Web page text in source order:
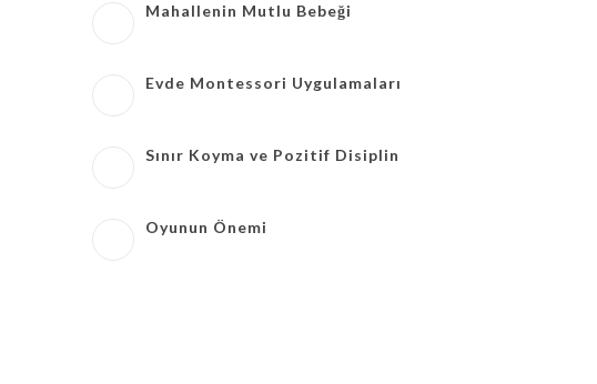
Mahallenin Mutlu Bebeği
Evde Montessori Uygulamaları
Sınır Koyma ve Pozitif Disiplin
Oyunun Önemi